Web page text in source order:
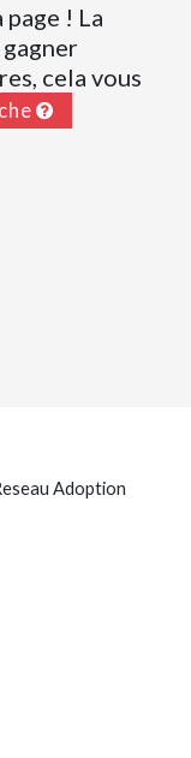
! La
cela vous
Adoption